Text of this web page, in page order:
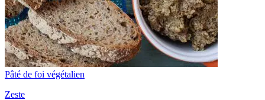
Pâté de foi végétalien
Zeste